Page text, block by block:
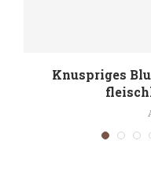
Knuspriges